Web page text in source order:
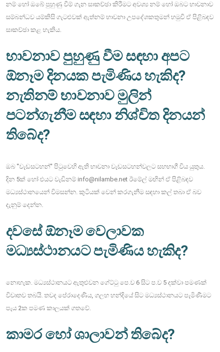
නම් හෝ ඔබේ පුහුණු වීම් ගැන සාකච්ඡා කිරීමට අවශ්‍ය නම් හෝ ඔබට භාවනාව
සම්බන්ධව යම්කිසි ගැටළුවක් ඇත්නම් භාවනා උපදේශකතුමන් හමුවී ඒ පිළිබඳව
සාකච්ඡා කළ හැකිය.
භාවනාව පුහුණු වීම සඳහා අපට
ඕනෑම දිනයක පැමිණිය හැකිද?
නැතිනම් භාවනාව මුලින්
පටන්ගැනීම සඳහා නිශ්චිත දිනයන්
තිබේද?
ඔබ ''වැඩසටහන්'' පිටුවෙහි ඇති භාවනා වැඩසටහන්වලට සහභාගී විය යුතුය.
දින 5ක් හෝ එයට වැඩිනම් info@nilambe.net ඊමේල් මඟින් ඒ පිළිබඳව
මධ්‍යස්ථානයෙන් විමසන්න. කුටියක් වෙන් කරගැනීම සඳහා කල් තබා ඒ බව
දැනුම් දෙන්න.
දවසේ ඕනෑම වෙලාවක
මධ්‍යස්ථානයට පැමිණිය හැකිද?
නොහැක. මධ්‍යස්ථානයට ඇතුළුවන ගේට්ටු පෙ.ව 6 සිට ප.ව 5 දක්වා පමණක්
විවෘතව තබයි. තවද පේරාදෙණිය, ගලහ හන්දියේ සිට මධ්‍යස්ථානයට පැමිණීමට
පැය 2ක පමණ කාලයක් ගතවේ.
කාමර හෝ ශාලාවන් තිබේද?